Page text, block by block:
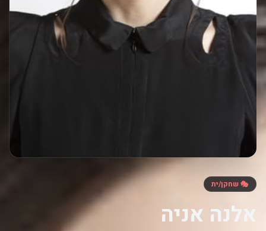
🎭 שחקן/ית
אלנה אניה